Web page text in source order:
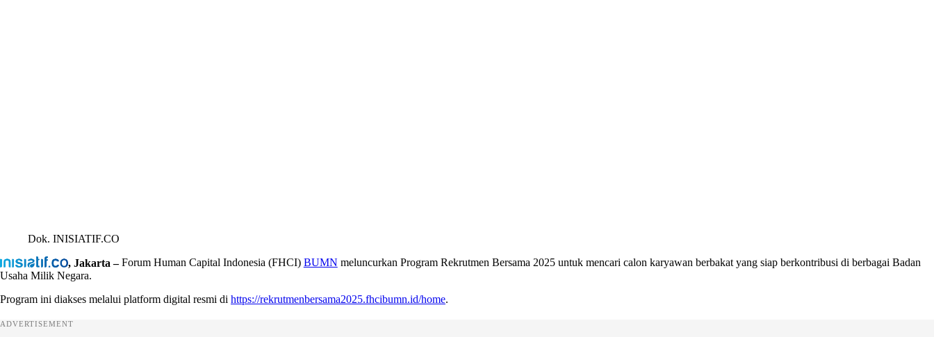
Dok. INISIATIF.CO
, Jakarta –Forum Human Capital Indonesia (FHCI) BUMN meluncurkan Program Rekrutmen Bersama 2025 untuk mencari calon karyawan berbakat yang siap berkontribusi di berbagai Badan
Usaha Milik Negara.
Program ini diakses melalui platform digital resmi di https://rekrutmenbersama2025.fhcibumn.id/home.
ADVERTISEMENT